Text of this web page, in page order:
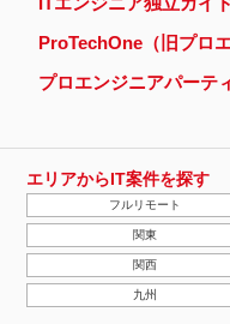
ProTechOne（旧プロ
プロエンジニアパーテ
エリアからIT案件を探す
フルリモート
関東
関西
九州